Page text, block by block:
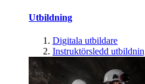
Utbildning
Digitala utbildare
Instruktörsledd